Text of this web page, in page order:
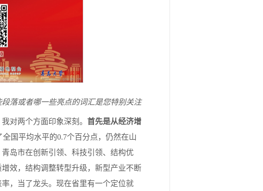
落或者哪一些亮点的词汇是您特别关注
对两个方面印象深刻。 首先是从经济增
国平均水平的0.7个百分点，仍然在山
青岛市在创新引领、科技引领、结构优
效，结构调整转型升级，新型产业不断
，当了龙头。现在省里有一个定位就